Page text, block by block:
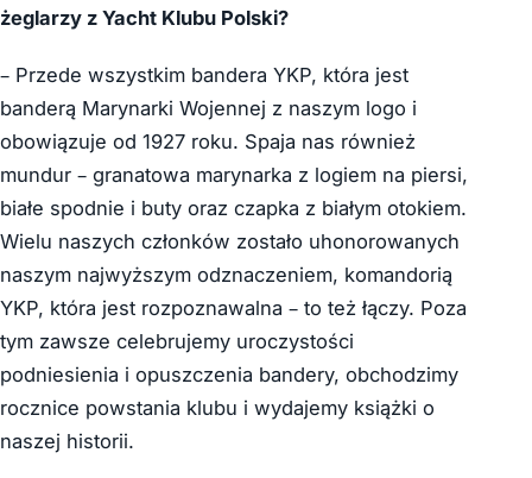
żeglarzy z Yacht Klubu Polski?
– Przede wszystkim bandera YKP, która jest
banderą Marynarki Wojennej z naszym logo i
obowiązuje od 1927 roku. Spaja nas również
mundur – granatowa marynarka z logiem na piersi,
białe spodnie i buty oraz czapka z białym otokiem.
Wielu naszych członków zostało uhonorowanych
naszym najwyższym odznaczeniem, komandorią
YKP, która jest rozpoznawalna – to też łączy. Poza
tym zawsze celebrujemy uroczystości
podniesienia i opuszczenia bandery, obchodzimy
rocznice powstania klubu i wydajemy książki o
naszej historii.